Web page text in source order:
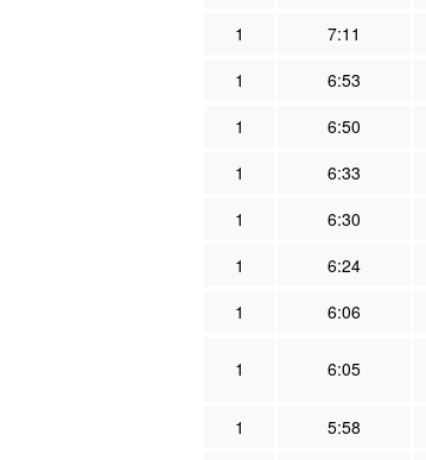
1
7:11
1
6:53
1
6:50
1
6:33
1
6:30
1
6:24
1
6:06
1 6:05
1
5:58